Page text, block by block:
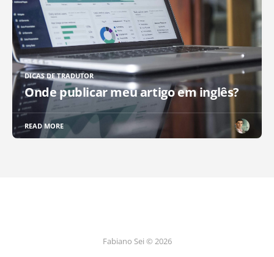
DICAS DE TRADUTOR
Onde publicar meu artigo em inglês?
READ MORE
Fabiano Sei © 2026